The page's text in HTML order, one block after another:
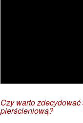
Czy warto
pierścieniową?